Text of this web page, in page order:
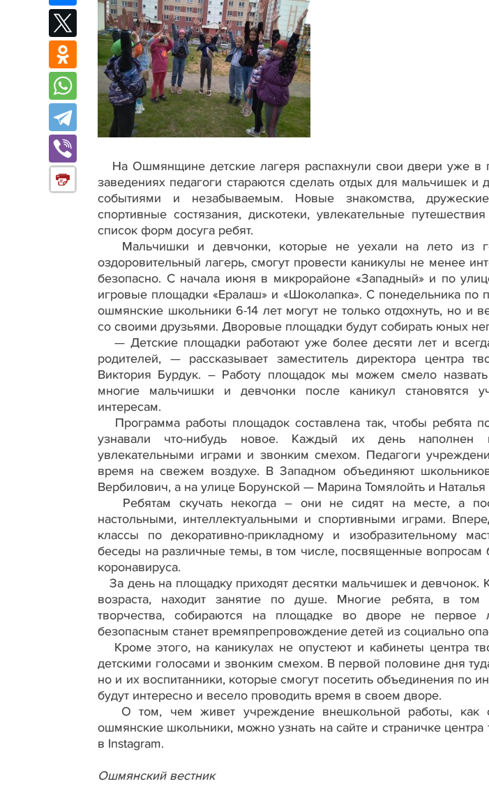
На Ошмянщине детские лагеря распахнули свои двери уже в
заведениях педагоги стараются сделать отдых для мальчишек
событиями и незабываемым. Новые знакомства,
спортивные состязания, дискотеки, увлекательные
список форм досуга ребят.
Мальчишки и девчонки, которые не уехали на лето из
оздоровительный лагерь, смогут провести каникулы не менее
безопасно. С начала июня в микрорайоне «Западный» и по
игровые площадки «Ералаш» и «Шоколапка». С понедельника по
ошмянские школьники 6-14 лет могут не только отдохнуть, но и
со своими друзьями. Дворовые площадки будут собирать юных
— Детские площадки работают уже более десяти лет и
родителей, — рассказывает заместитель директора центра
Виктория Бурдук. – Работу площадок мы можем смело
многие мальчишки и девчонки после каникул становятся
интересам.
Программа работы площадок составлена так, чтобы ребята
узнавали что-нибудь новое. Каждый их день наполнен
увлекательными играми и звонким смехом. Педагоги
время на свежем воздухе. В Западном объединяют
Вербилович, а на улице Борунской — Марина Томялойть и
Ребятам скучать некогда – они не сидят на месте, а
настольными, интеллектуальными и спортивными играми.
классы по декоративно-прикладному и изобразительному
беседы на различные темы, в том числе, посвященные вопросам
коронавируса.
За день на площадку приходят десятки мальчишек и девчонок.
возраста, находит занятие по душе. Многие ребята, в том
творчества, собираются на площадке во дворе не первое
безопасным станет времяпрепровождение детей из социально
Кроме этого, на каникулах не опустеют и кабинеты центра
детскими голосами и звонким смехом. В первой половине дня
но и их воспитанники, которые смогут посетить объединения по
будут интересно и весело проводить время в своем дворе.
О том, чем живет учреждение внешкольной работы, как
ошмянские школьники, можно узнать на сайте и страничке
в Instagram.
Ошмянский вестник